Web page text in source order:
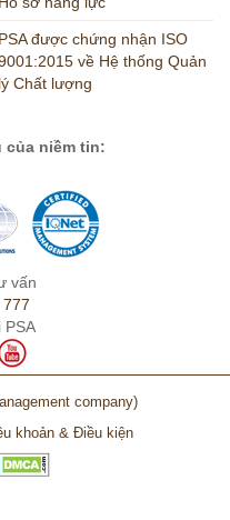
PSA được chứng nhận ISO
về Hệ thống Quản
lý Chất lượng
của niềm tin:
vấn
PSA
company)
khoản & Điều kiện